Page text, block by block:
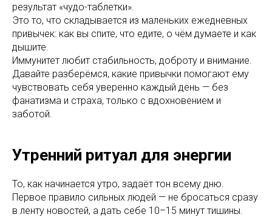
результат «чудо-таблетки».
Это то, что складывается из маленьких ежедневных
привычек: как вы спите, что едите, о чём думаете и как
дышите.
Иммунитет любит стабильность, доброту и внимание.
Давайте разберёмся, какие привычки помогают ему
чувствовать себя уверенно каждый день — без
фанатизма и страха, только с вдохновением и
заботой.
Утренний ритуал для энергии
То, как начинается утро, задаёт тон всему дню.
Первое правило сильных людей — не бросаться сразу
в ленту новостей, а дать себе 10–15 минут тишины.